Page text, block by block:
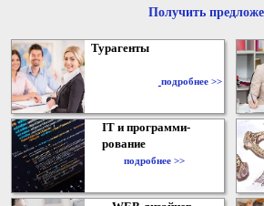
Получить
Турагенты
подробнее >>
IT и программи-
рование
подробнее >>